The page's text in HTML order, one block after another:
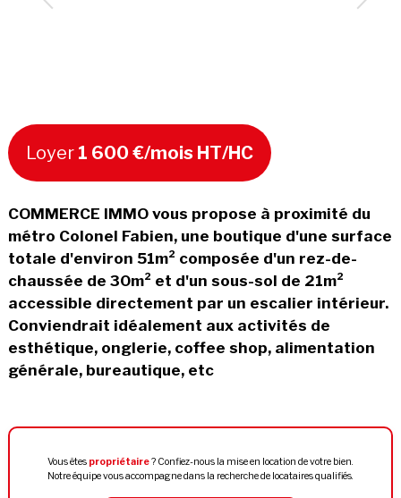
Loyer 1 600 €/mois HT/HC
COMMERCE IMMO vous propose à proximité du
métro Colonel Fabien, une boutique d'une surface
totale d'environ 51m² composée d'un rez-de-
chaussée de 30m² et d'un sous-sol de 21m²
accessible directement par un escalier intérieur.
Conviendrait idéalement aux activités de
esthétique, onglerie, coffee shop, alimentation
générale, bureautique, etc
Vous êtes propriétaire? Confiez-nous la mise en location de votre bien.
Notre équipe vous accompagne dans la recherche de locataires qualifiés.